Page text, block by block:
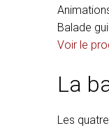
Balade
Voir le
La
Les